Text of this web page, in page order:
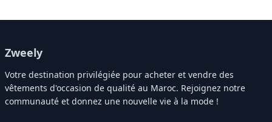
Zweely
Votre destination privilégiée pour acheter et vendre des
vêtements d'occasion de qualité au Maroc. Rejoignez notre
communauté et donnez une nouvelle vie à la mode !